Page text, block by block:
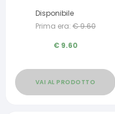
Disponibile
Prima era: €9.60
€ 9.60
VAI AL PRODOTTO